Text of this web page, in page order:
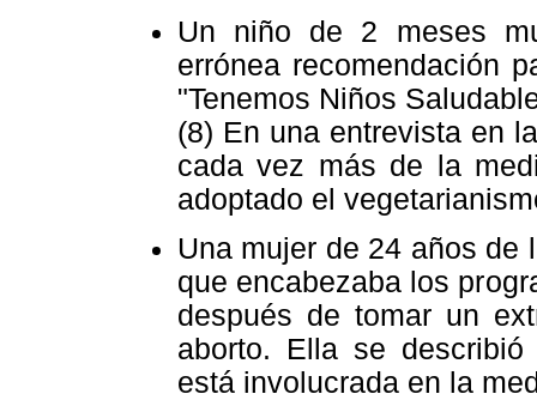
Un niño de 2 meses
errónea recomendación
"Tenemos Niños
(8) En una entrevista en
cada vez más de la
adoptado el
Una mujer de 24 años de
que encabezaba los
después de tomar un
aborto. Ella se
está involucrada en la